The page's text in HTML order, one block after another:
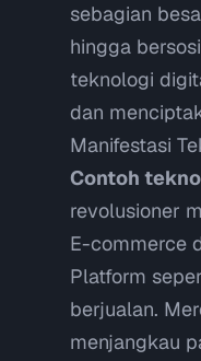
sebagian
hingga
teknologi
dan
Manifestasi
Contoh
revolusioner
E-commerce
Platform
berjualan.
menjangkau